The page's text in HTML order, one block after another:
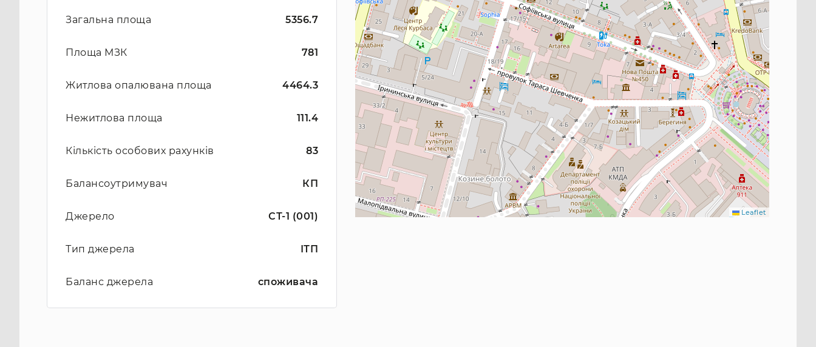
Загальна площа 5356.7
Площа МЗК 781
Житлова опалювана площа 4464.3
Нежитлова площа 111.4
Кількість особових рахунків 83
Балансоутримувач КП
Джерело СТ-1 (001)
Тип джерела ІТП
Баланс джерела споживача
Leaflet